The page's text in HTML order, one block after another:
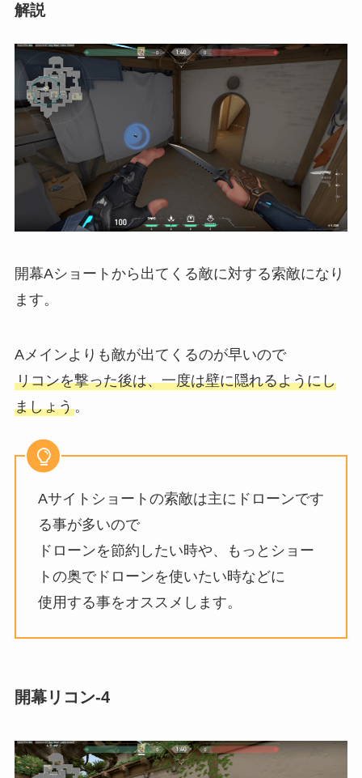
解説
開幕Aショートから出てくる敵に対する索敵になり
ます。
Aメインよりも敵が出てくるのが早いので
リコンを撃った後は、一度は壁に隠れるようにし
ましょう。
Aサイトショートの索敵は主にドローンです
る事が多いので
ドローンを節約したい時や、もっとショー
トの奥でドローンを使いたい時などに
使用する事をオススメします。
開幕リコン-4